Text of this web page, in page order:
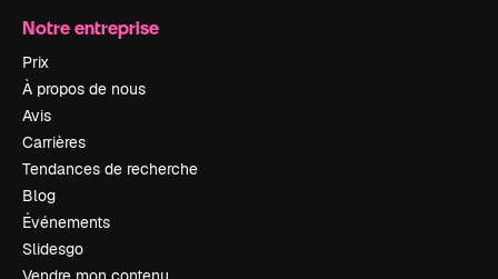
Notre entreprise
Prix
À propos de nous
Avis
Carrières
Tendances de recherche
Blog
Événements
Slidesgo